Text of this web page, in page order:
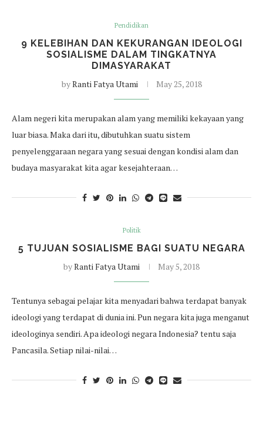
Pendidikan
9 KELEBIHAN DAN KEKURANGAN IDEOLOGI
SOSIALISME DALAM TINGKATNYA
DIMASYARAKAT
byRanti Fatya Utami May 25, 2018
Alam negeri kita merupakan alam yang memiliki kekayaan yang
luar biasa. Maka dari itu, dibutuhkan suatu sistem
penyelenggaraan negara yang sesuai dengan kondisi alam dan
budaya masyarakat kita agar kesejahteraan…
Politik
5 TUJUAN SOSIALISME BAGI SUATU NEGARA
byRanti Fatya Utami May 5, 2018
Tentunya sebagai pelajar kita menyadari bahwa terdapat banyak
ideologi yang terdapat di dunia ini. Pun negara kita juga menganut
ideologinya sendiri. Apa ideologi negara Indonesia? tentu saja
Pancasila. Setiap nilai-nilai…